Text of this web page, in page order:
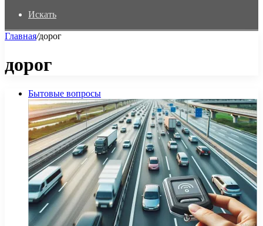
Искать
Главная/дорог
дорог
Бытовые вопросы